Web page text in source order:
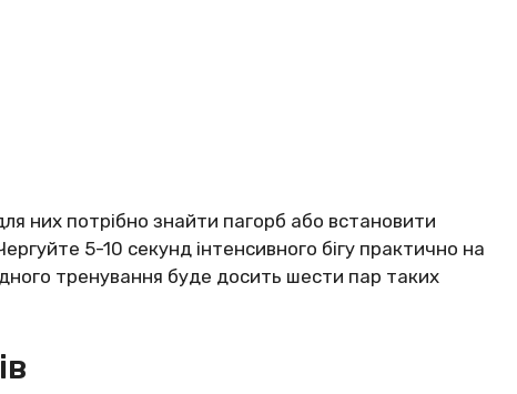
них потрібно знайти пагорб або встановити
5-10 секунд інтенсивного бігу практично на
тренування буде досить шести пар таких